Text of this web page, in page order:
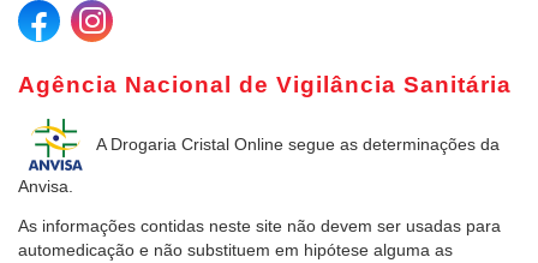
Agência Nacional de Vigilância Sanitária
A Drogaria Cristal Online segue as determinações da
Anvisa.
As informações contidas neste site não devem ser usadas para
automedicação e não substituem em hipótese alguma as